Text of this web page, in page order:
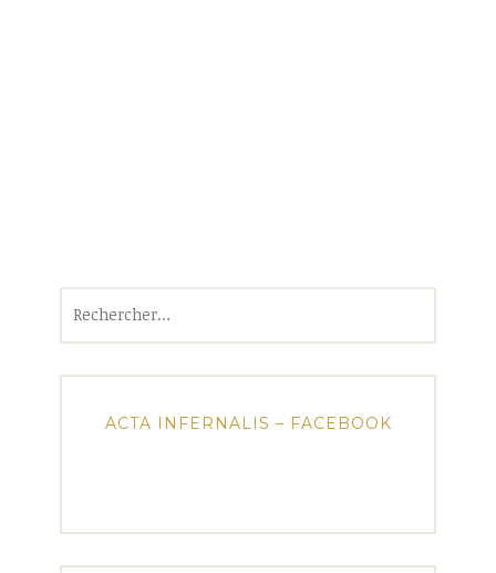
ACTA INFERNALIS – FACEBOOK